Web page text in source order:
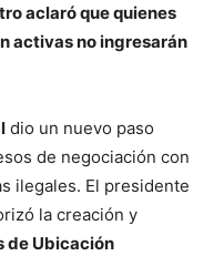
aclaró que quienes
activas no ingresarán
dio un nuevo paso
de negociación con
ilegales. El presidente
la creación y
de Ubicación